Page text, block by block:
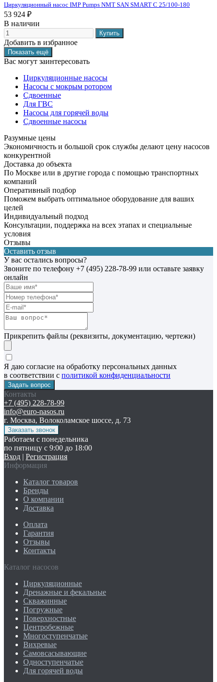
Циркуляционный насос IMP Pumps NMT SAN SMART C 25/100-180
53 924 ₽
В наличии
Добавить в избранное
Вас могут заинтересовать
Циркуляционные насосы
Насосы с мокрым ротором
Сдвоенные
Для ГВС
Насосы для горячей воды
Сдвоенные насосы
Разумные цены
Экономичность и большой срок службы делают цену насосов
конкурентной
Доставка до объекта
По Москве или в другие города с помощью транспортных
компаний
Оперативный подбор
Поможем выбрать оптимальное оборудование для ваших
целей
Индивидуальный подход
Консультации, поддержка на всех этапах и специальные
условия
Отзывы
Оставить отзыв
У вас остались вопросы?
Звоните по телефону +7 (495) 228-78-99 или оставьте заявку
онлайн
Прикрепить файлы (реквизиты, документацию, чертежи)
Я даю согласие на обработку персональных данных
в соответствии с политикой конфиденциальности
Контакты
+7 (495) 228-78-99
info@euro-nasos.ru
г. Москва, Волоколамское шоссе, д. 73
Работаем с понедельника
по пятницу с 9:00 до 18:00
Вход | Регистрация
Информация
Каталог товаров
Бренды
О компании
Доставка
Оплата
Гарантия
Отзывы
Контакты
Каталог насосов
Циркуляционные
Дренажные и фекальные
Скважинные
Погружные
Поверхностные
Центробежные
Многоступенчатые
Вихревые
Самовсасывающие
Одноступенчатые
Для горячей воды